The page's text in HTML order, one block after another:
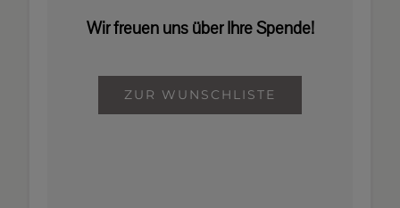
Wir freuen uns über Ihre Spende!
ZUR WUNSCHLISTE